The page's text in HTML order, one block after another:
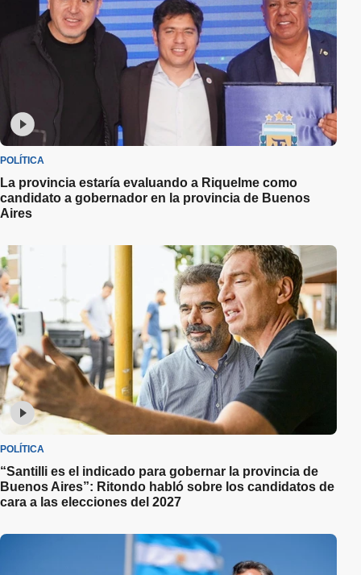
POLÍTICA
La provincia estaría evaluando a Riquelme como
candidato a gobernador en la provincia de Buenos
Aires
POLÍTICA
“Santilli es el indicado para gobernar la provincia de
Buenos Aires”: Ritondo habló sobre los candidatos de
cara a las elecciones del 2027